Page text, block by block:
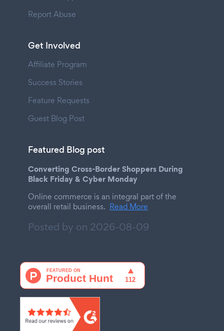
Report Abuse
Get Involved
Affiliate Program
Success Stories
Feature Requests
Guest Blog Post
Featured Blog post
Converting Cross-Border Shoppers During
Black Friday & Cyber Monday
Online commerce is an integral part of the
overall retail business. Read More
Posted by on 2026-08-09